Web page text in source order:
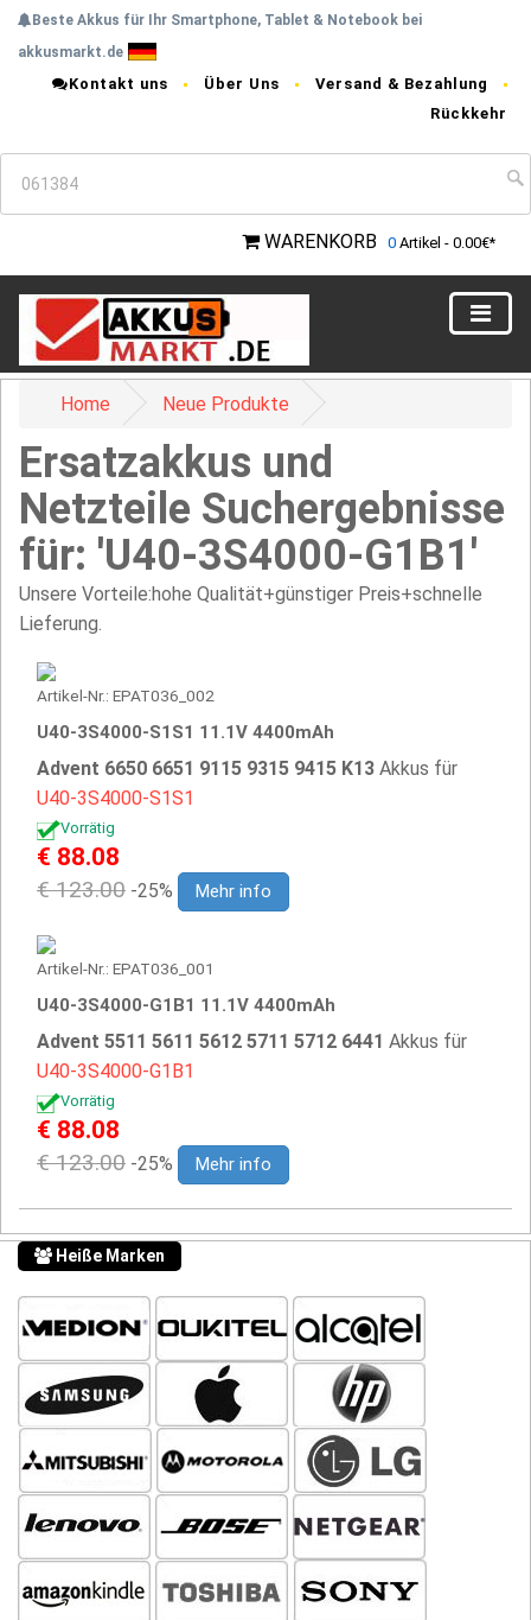
Beste Akkus für Ihr Smartphone, Tablet & Notebook bei
akkusmarkt.de
Kontakt uns Über Uns
Versand & Bezahlung
Rückkehr
WARENKORB 0 Artikel - 0.00€*
Home Neue Produkte
Ersatzakkus und
Netzteile Suchergebnisse
für: 'U40-3S4000-G1B1'
Unsere Vorteile:hohe Qualität+günstiger Preis+schnelle
Lieferung.
Artikel-Nr.: EPAT036_002
U40-3S4000-S1S1 11.1V 4400mAh
Advent 6650 6651 9115 9315 9415 K13 Akkus für
U40-3S4000-S1S1
Vorrätig
€ 88.08
€ 123.00 -25% Mehr info
Artikel-Nr.: EPAT036_001
U40-3S4000-G1B1 11.1V 4400mAh
Advent 5511 5611 5612 5711 5712 6441 Akkus für
U40-3S4000-G1B1
Vorrätig
€ 88.08
€ 123.00 -25% Mehr info
Heiße Marken